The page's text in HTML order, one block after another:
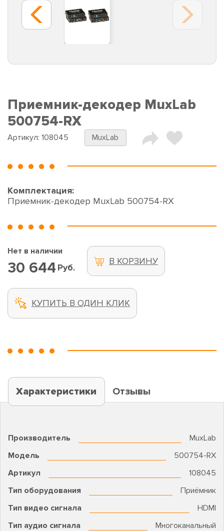
Приемник-декодер MuxLab
500754-RX
Артикул: 108045 MuxLab
Комплектация:
Приемник-декодер MuxLab 500754-RX
Нет в наличии
30 644 Руб.
В КОРЗИНУ
КУПИТЬ В ОДИН КЛИК
Характеристики Отзывы
Производитель
MuxLab
Модель
500754-RX
Артикул
108045
Тип оборудования
Приёмник
Тип видео сигнала
HDMI
Тип аудио сигнала
Многоканальный